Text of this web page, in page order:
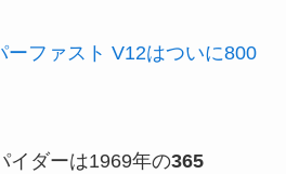
ーファスト V12はついに800
イダーは1969年の365